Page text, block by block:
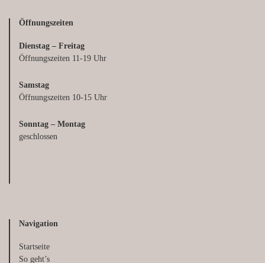
Öffnungszeiten
Dienstag – Freitag
Öffnungszeiten 11-19 Uhr
Samstag
Öffnungszeiten 10-15 Uhr
Sonntag – Montag
geschlossen
Navigation
Startseite
So geht’s